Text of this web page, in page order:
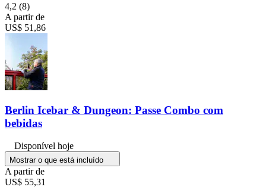
4,2 (8)
A partir de
US$ 51,86
Berlin Icebar & Dungeon: Passe Combo com
bebidas
Disponível hoje
Mostrar o que está incluído
A partir de
US$ 55,31